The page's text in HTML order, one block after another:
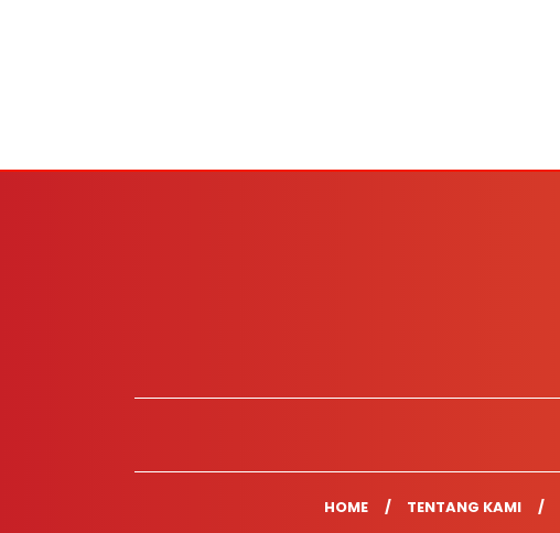
HOME TENTANG KAMI